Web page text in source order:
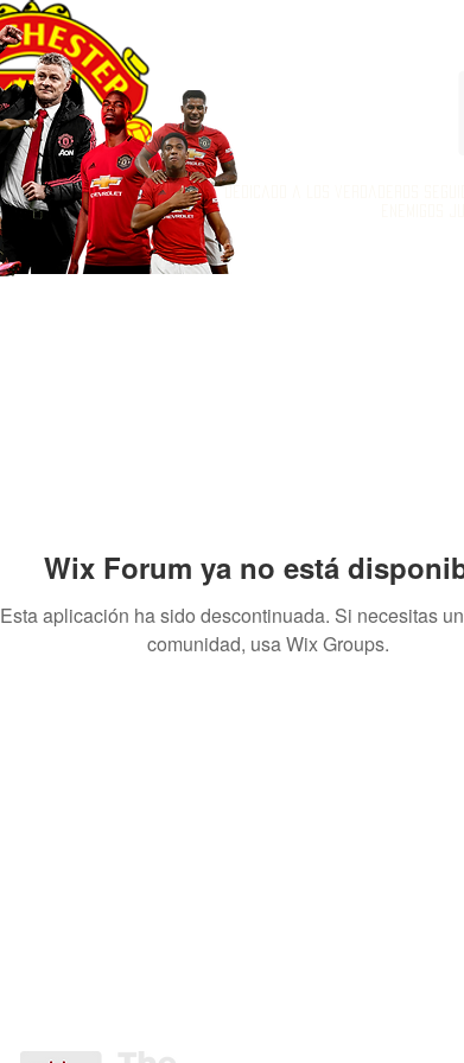
Wix Forum ya no está
Esta aplicación ha sido descontinuada. Si necesitas
comunidad, usa Wix Groups.